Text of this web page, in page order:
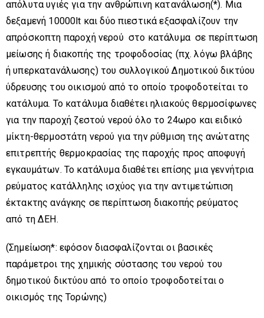
απόλυτα υγιές για την ανθρώπινη κατανάλωση(*). Μια
δεξαμενή 10000lt και δύο πιεστικά εξασφαλίζουν την
απρόσκοπτη παροχή νερού στο κατάλυμα σε περίπτωση
μείωσης ή διακοπής της τροφοδοσίας (πχ. λόγω βλάβης
ή υπερκατανάλωσης) του συλλογικού Δημοτικού δικτύου
ύδρευσης του οικισμού από το οποίο τροφοδοτείται το
κατάλυμα. Το κατάλυμα διαθέτει ηλιακούς θερμοσίφωνες
για την παροχή ζεστού νερού όλο το 24ωρο και ειδικό
μίκτη-θερμοστάτη νερού για την ρύθμιση της ανώτατης
επιτρεπτής θερμοκρασίας της παροχής προς αποφυγή
εγκαυμάτων. Το κατάλυμα διαθέτει επίσης μια γεννήτρια
ρεύματος κατάλληλης ισχύος για την αντιμετώπιση
έκτακτης ανάγκης σε περίπτωση διακοπής ρεύματος
από τηΔΕΗ.
(Σημείωση*: εφόσον διασφαλίζονται οι βασικές
παράμετροι της χημικής σύστασης του νερού του
δημοτικού δικτύου από το οποίο τροφοδοτείται ο
οικισμός της Τορώνης)